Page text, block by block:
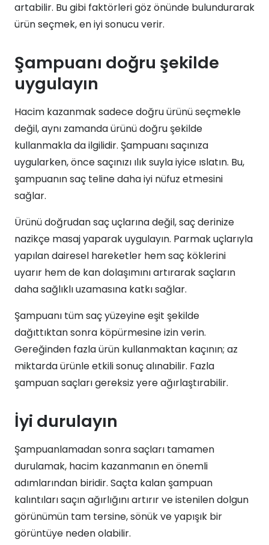
artabilir. Bu gibi faktörleri göz önünde bulundurarak
ürün seçmek, en iyi sonucu verir.
Şampuanı doğru şekilde
uygulayın
Hacim kazanmak sadece doğru ürünü seçmekle
değil, aynı zamanda ürünü doğru şekilde
kullanmakla da ilgilidir. Şampuanı saçınıza
uygularken, önce saçınızı ılık suyla iyice ıslatın. Bu,
şampuanın saç teline daha iyi nüfuz etmesini
sağlar.
Ürünü doğrudan saç uçlarına değil, saç derinize
nazikçe masaj yaparak uygulayın. Parmak uçlarıyla
yapılan dairesel hareketler hem saç köklerini
uyarır hem de kan dolaşımını artırarak saçların
daha sağlıklı uzamasına katkı sağlar.
Şampuanı tüm saç yüzeyine eşit şekilde
dağıttıktan sonra köpürmesine izin verin.
Gereğinden fazla ürün kullanmaktan kaçının; az
miktarda ürünle etkili sonuç alınabilir. Fazla
şampuan saçları gereksiz yere ağırlaştırabilir.
İyi durulayın
Şampuanlamadan sonra saçları tamamen
durulamak, hacim kazanmanın en önemli
adımlarından biridir. Saçta kalan şampuan
kalıntıları saçın ağırlığını artırır ve istenilen dolgun
görünümün tam tersine, sönük ve yapışık bir
görüntüye neden olabilir.